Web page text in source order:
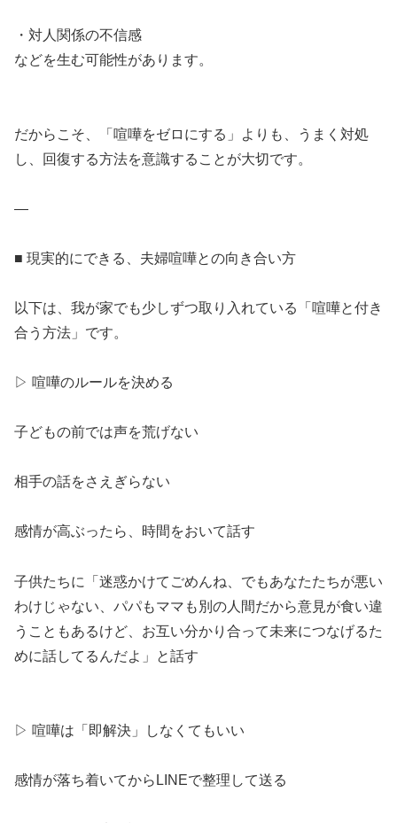
・対人関係の不信感
などを生む可能性があります。
だからこそ、「喧嘩をゼロにする」よりも、うまく対処
し、回復する方法を意識することが大切です。
—
■ 現実的にできる、夫婦喧嘩との向き合い方
以下は、我が家でも少しずつ取り入れている「喧嘩と付き
合う方法」です。
▷ 喧嘩のルールを決める
子どもの前では声を荒げない
相手の話をさえぎらない
感情が高ぶったら、時間をおいて話す
子供たちに「迷惑かけてごめんね、でもあなたたちが悪い
わけじゃない、パパもママも別の人間だから意見が食い違
うこともあるけど、お互い分かり合って未来につなげるた
めに話してるんだよ」と話す
▷ 喧嘩は「即解決」しなくてもいい
感情が落ち着いてからLINEで整理して送る